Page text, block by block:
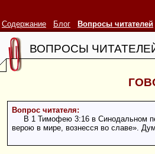
Содержание Блог Вопросы читателей
ВОПРОСЫ
Вопрос читателя:
В 1 Тимофею 3:16 в Синодальном
верою в мире, вознесся во славе».